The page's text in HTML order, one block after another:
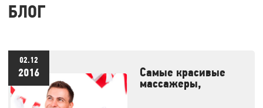
БЛОГ
02.12
2016
Самые красивые
массажеры,